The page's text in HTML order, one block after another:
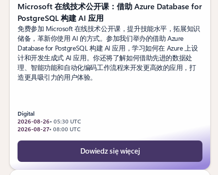
Microsoft 在线技术公开课：借助 Azure Database for
PostgreSQL 构建 AI 应用
免费参加 Microsoft 在线技术公开课，提升技能水平，拓展知识
储备，革新你使用 AI 的方式。参加我们举办的借助 Azure
Database for PostgreSQL 构建 AI 应用，学习如何在 Azure 上设
计和开发生成式 AI 应用。你还将了解如何借助先进的数据处
理、智能功能和自动化编码工作流程来开发更高效的应用，打
造更具吸引力的用户体验。
Digital
2026-08-26• 05:30 UTC
2026-08-27• 08:00 UTC
Dowiedz się więcej